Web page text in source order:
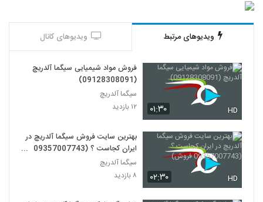
ویدیوهای مرتبط ویدیوهای کانال
۰۱:۳۰ HD
فروش مواد شیمیایی سیگما آلدریچ
(09128308091)
سیگما آلدریچ
۱۲ بازدید
۰۲:۳۰ HD
بهترین سایت فروش سیگما آلدریچ در
ایران کجاست ؟ (09357007743
فروش)
سیگما آلدریچ
۸ بازدید